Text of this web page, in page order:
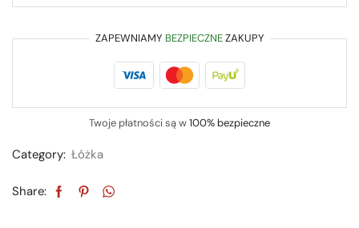
ZAPEWNIAMY BEZPIECZNEZAKUPY
Twoje płatności są w100% bezpieczne
Category: Łóżka
Share: